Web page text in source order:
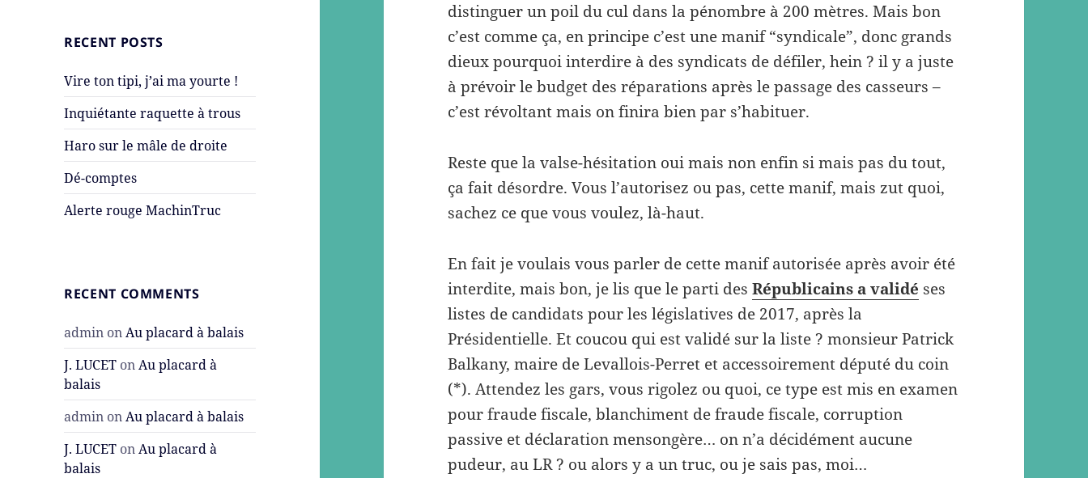
RECENT POSTS
Vire ton tipi, j’ai ma yourte !
Inquiétante raquette à trous
Haro sur le mâle de droite
Dé-comptes
Alerte rouge MachinTruc
RECENT COMMENTS
admin onAu placard à balais
J. LUCET onAu placard à
balais
admin onAu placard à balais
J. LUCET onAu placard à
balais
distinguer un poil du cul dans la pénombre à 200 mètres. Mais bon
c’est comme ça, en principe c’est une manif “syndicale”, donc grands
dieux pourquoi interdire à des syndicats de défiler, hein ? il y a juste
à prévoir le budget des réparations après le passage des casseurs –
c’est révoltant mais on finira bien par s’habituer.
Reste que la valse-hésitation oui mais non enfin si mais pas du tout,
ça fait désordre. Vous l’autorisez ou pas, cette manif, mais zut quoi,
sachez ce que vous voulez, là-haut.
En fait je voulais vous parler de cette manif autorisée après avoir été
interdite, mais bon, je lis que le parti desRépublicains a validé ses
listes de candidats pour les législatives de 2017, après la
Présidentielle. Et coucou qui est validé sur la liste ? monsieur Patrick
Balkany, maire de Levallois-Perret et accessoirement député du coin
(*). Attendez les gars, vous rigolez ou quoi, ce type est mis en examen
pour fraude fiscale, blanchiment de fraude fiscale, corruption
passive et déclaration mensongère… on n’a décidément aucune
pudeur, au LR ? ou alors y a un truc, ou je sais pas, moi…